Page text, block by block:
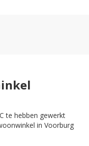
te hebben gewerkt
in Voorburg